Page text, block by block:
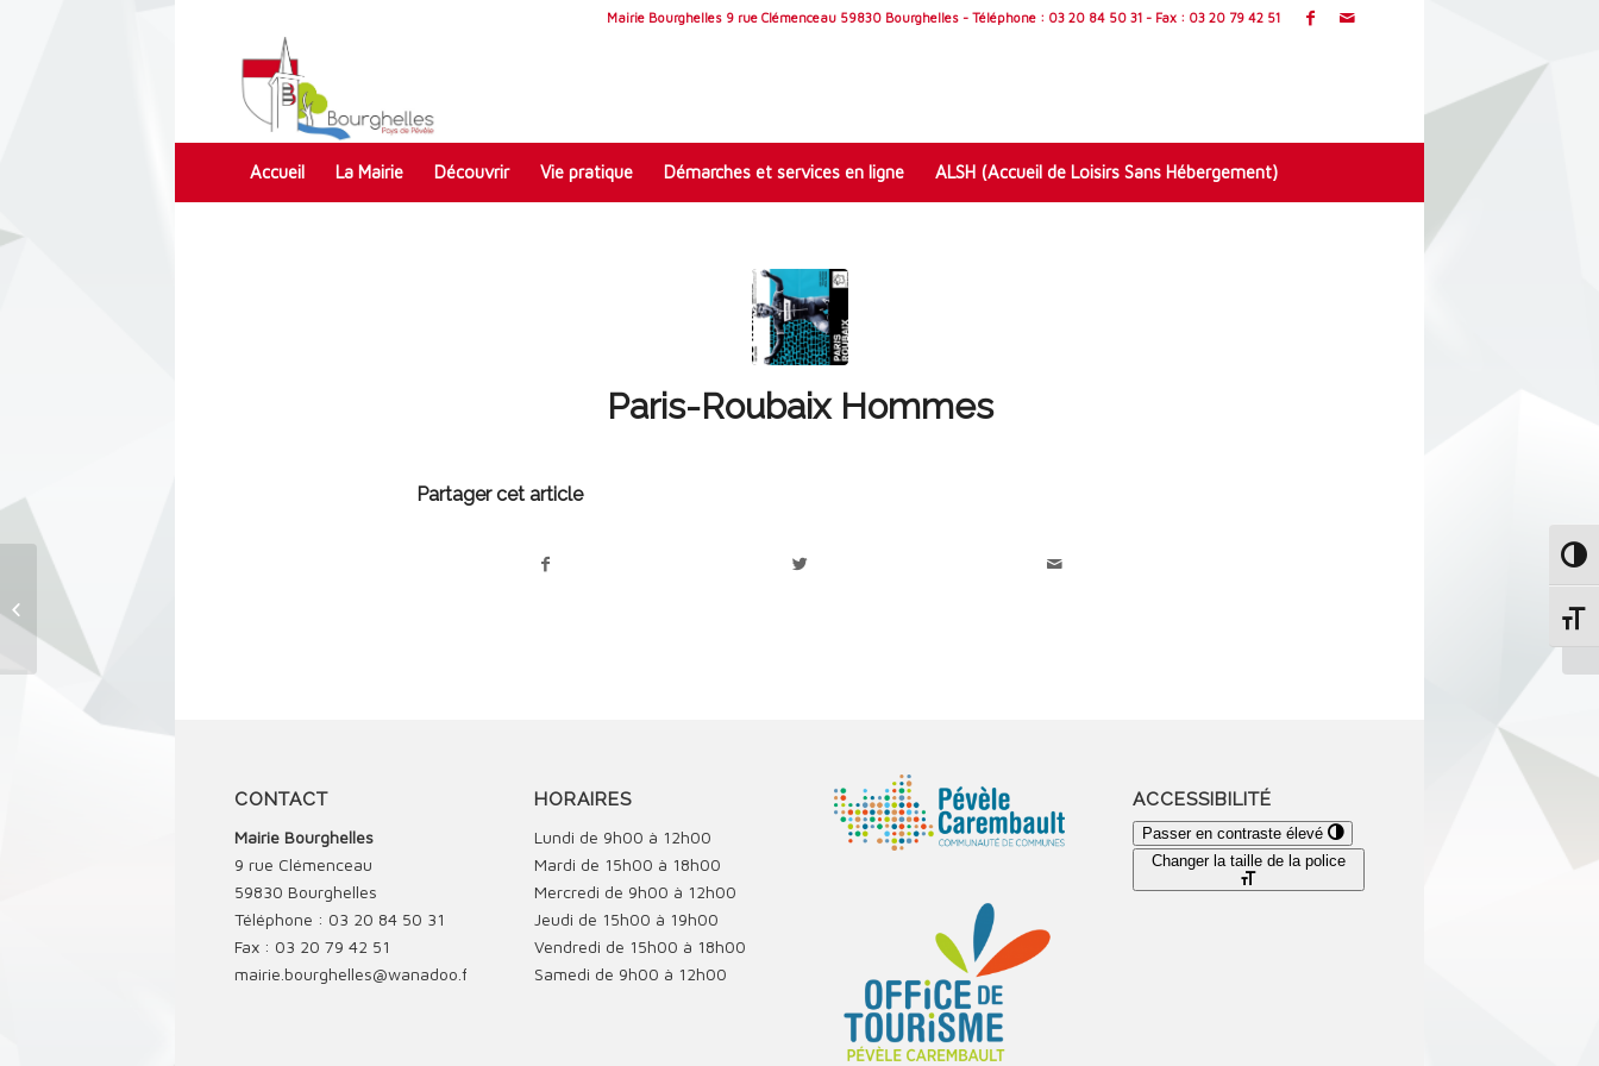
Mairie Bourghelles 9 rue Clémenceau 59830 Bourghelles - Téléphone : 03 20 84 50 31 - Fax : 03 20 79 42 51
Accueil La Mairie Découvrir Vie pratique Démarches et services en ligne ALSH (Accueil de Loisirs Sans Hébergement)
Paris-Roubaix Hommes
Partager cet article
CONTACT
Mairie Bourghelles
9 rue Clémenceau
59830 Bourghelles
Téléphone : 03 20 84 50 31
Fax : 03 20 79 42 51
mairie.bourghelles@wanadoo.fr
HORAIRES
Lundi de 9h00 à 12h00
Mardi de 15h00 à 18h00
Mercredi de 9h00 à 12h00
Jeudi de 15h00 à 19h00
Vendredi de 15h00 à 18h00
Samedi de 9h00 à 12h00
ACCESSIBILITÉ
Passer en contraste élevé
Changer la taille de la police
Troc de Plantes